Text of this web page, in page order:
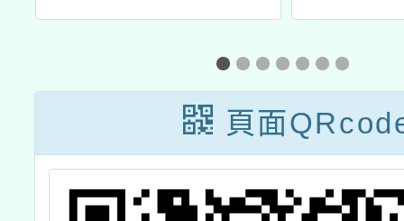
學生學習扶助教
材研發計畫」之
國民小學數學領
域扶助教學教材
研習課程實施計
生學
頁面